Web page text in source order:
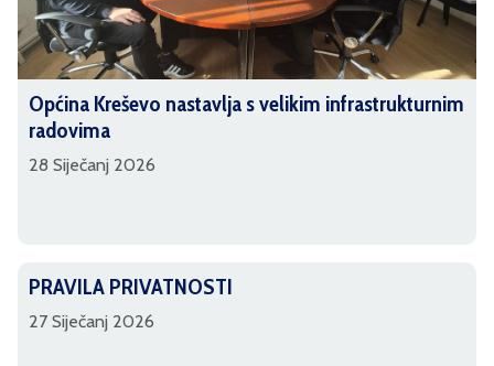
Općina Kreševo nastavlja s velikim infrastrukturnim
radovima
28 Siječanj 2026
PRAVILA PRIVATNOSTI
27 Siječanj 2026